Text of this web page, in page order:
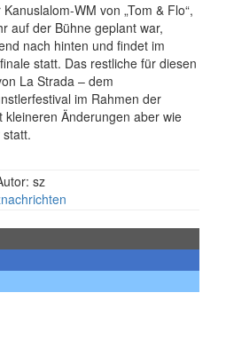
WM von „Tom & Flo“,
auf der Bühne geplant war,
nach hinten und findet im
statt. Das restliche für diesen
La Strada – dem
im Rahmen der
kleineren Änderungen aber wie
sz